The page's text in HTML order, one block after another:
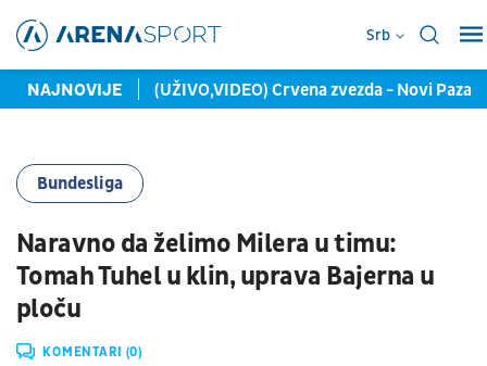
Srb
NAJNOVIJE (UŽIVO,VIDEO) Crvena zvezda - Novi Pazar
Bundesliga
Naravno da želimo Milera u timu:
Tomah Tuhel u klin, uprava Bajerna u
ploču
KOMENTARI (0)